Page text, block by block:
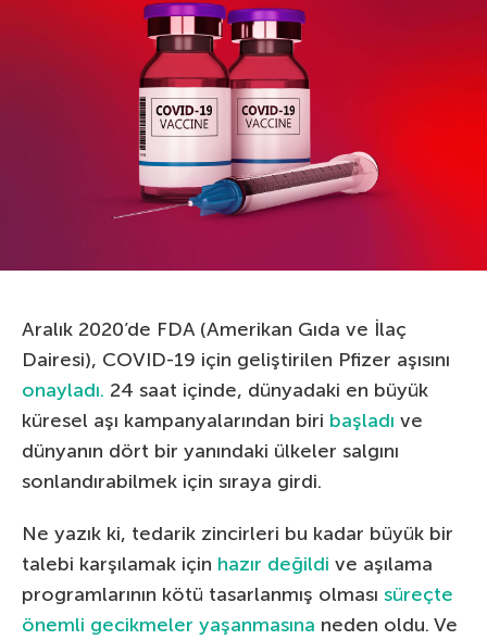
Aralık 2020’de FDA (Amerikan Gıda ve İlaç
Dairesi), COVID-19 için geliştirilen Pfizer aşısını
onayladı. 24 saat içinde, dünyadaki en büyük
küresel aşı kampanyalarından biri başladı ve
dünyanın dört bir yanındaki ülkeler salgını
sonlandırabilmek için sıraya girdi.
Ne yazık ki, tedarik zincirleri bu kadar büyük bir
talebi karşılamak için hazır değildi ve aşılama
programlarının kötü tasarlanmış olması süreçte
önemli gecikmeler yaşanmasına neden oldu. Ve